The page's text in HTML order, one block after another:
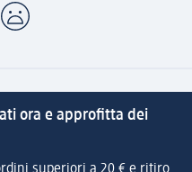
ora e approfitta dei
superiori a 20 € e ritiro